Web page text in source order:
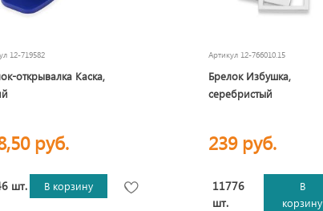
12-719582
открывалка Каска,
руб.
шт. В корзину
Артикул 12-766010.15
Брелок Избушка,
серебристый
239 руб.
11776
шт.
В
корзину